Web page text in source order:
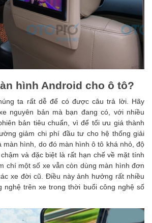
hình Android cho ô tô?
ta rất dễ để có được câu trả lời. Hãy
nguyên bản mà bạn đang có, với nhiều
bản tiêu chuẩn, vì để tối ưu giá thành
giảm chi phí đầu tư cho hệ thống giải
màn hình, do đó màn hình ô tô khá nhỏ, độ
và đặc biệt là rất hạn chế về mặt tính
chí một số xe vẫn còn dùng màn hình đơn
xe đời cũ. Điều này ảnh hưởng rất nhiều
nghệ trên xe trong thời buổi công nghệ số